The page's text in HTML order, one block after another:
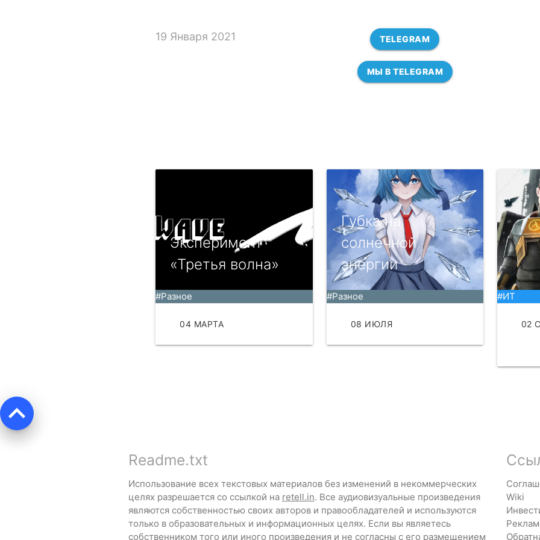
19 Января 2021 TELEGRAM
МЫ В TELEGRAM
Эксперимент
«Третья волна»
#Разное
04 МАРТА
Губка на
солнечной
энергии
#Разное
08 ИЮЛЯ
#ИТ
02
keyboard_arrow_up
Readme.txt
Использование всех текстовых материалов без изменений в некоммерческих
целях разрешается со ссылкой на retell.in. Все аудиовизуальные произведения
являются собственностью своих авторов и правообладателей и используются
только в образовательных и информационных целях. Если вы являетесь
собственником того или иного произведения и не согласны с его размещением
Wiki